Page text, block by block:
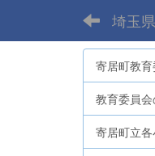
埼玉
寄居町教
教育委員
寄居町立各